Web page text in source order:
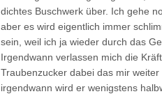
dichtes Buschwerk über. Ich gehe
aber es wird eigentlich immer
sein, weil ich ja wieder durch das
Irgendwann verlassen mich die
Traubenzucker dabei das mir
irgendwann wird er wenigstens